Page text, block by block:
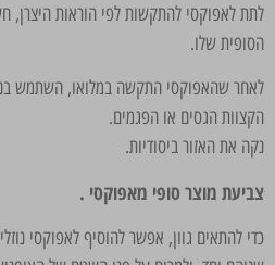
לתת לאפוקסי להתקשות לפי הוראות
הסופית שלו.
לאחר שהאפוקסי התקשה במלואו, השתמש
הקצוות הגסים או הפגמים.
נקה את האזור ביסודיות.
צביעת מוצר סופי מאפוקסי .
כדי להתאים גוון, אפשר להוסיף לאפוקסי